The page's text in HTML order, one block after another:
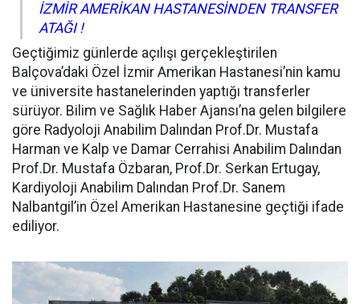
İZMİR AMERİKAN HASTANESİNDEN TRANSFER
ATAĞI !
Geçtiğimiz günlerde açılışı gerçekleştirilen
Balçova’daki Özel İzmir Amerikan Hastanesi’nin kamu
ve üniversite hastanelerinden yaptığı transferler
sürüyor. Bilim ve Sağlık Haber Ajansı’na gelen bilgilere
göre Radyoloji Anabilim Dalından Prof.Dr. Mustafa
Harman ve Kalp ve Damar Cerrahisi Anabilim Dalından
Prof.Dr. Mustafa Özbaran, Prof.Dr. Serkan Ertugay,
Kardiyoloji Anabilim Dalından Prof.Dr. Sanem
Nalbantgil’in Özel Amerikan Hastanesine geçtiği ifade
ediliyor.